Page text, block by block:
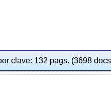
clave: 132 pags. (3698